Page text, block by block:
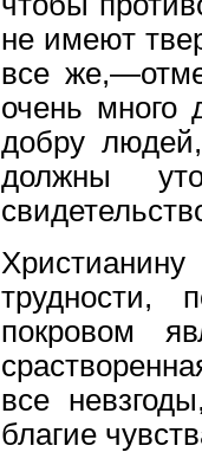
не имеют
все
очень много
добру
должны
трудности,
покровом
все
благие